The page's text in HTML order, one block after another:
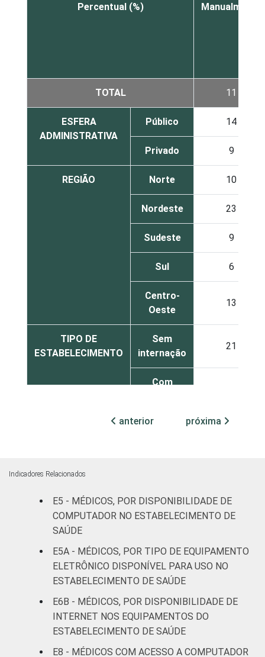
Percentual (%) Manualmente
TOTAL 11
ESFERA
ADMINISTRATIVA
Público 14
Privado 9
REGIÃO Norte 10
Nordeste 23
Sudeste 9
Sul 6
Centro-
Oeste
13
TIPO DE
ESTABELECIMENTO
Sem
internação
21
Com
leitos)
50 leitos)
diagnose e
terapia
-
IDENTIFICAÇÃO DE
UNIDADE BÁSICA
DE SAÚDE
UBS 21
Não UBS
anterior próxima
Indicadores Relacionados
E5 - MÉDICOS, POR DISPONIBILIDADE DE
COMPUTADOR NO ESTABELECIMENTO DE
SAÚDE
E5A - MÉDICOS, POR TIPO DE EQUIPAMENTO
ELETRÔNICO DISPONÍVEL PARA USO NO
ESTABELECIMENTO DE SAÚDE
E6B - MÉDICOS, POR DISPONIBILIDADE DE
INTERNET NOS EQUIPAMENTOS DO
ESTABELECIMENTO DE SAÚDE
E8 - MÉDICOS COM ACESSO A COMPUTADOR